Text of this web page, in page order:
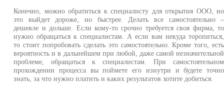
Конечно, можно обратиться к специалисту для открытия ООО, но
это выйдет дороже, но быстрее. Делать все самостоятельно –
дешевле и дольше. Если кому-то срочно требуется своя фирма, то
нужно обращаться к специалистам. А если вам некуда торопиться,
то стоит попробовать сделать это самостоятельно. Кроме того, есть
вероятность и в дальнейшем при любой, даже самой незначительной
проблеме, обращаться к специалистам. При самостоятельном
прохождении процесса вы поймете его изнутри и будете точно
знать, за что нужно платить и каких результатов хотите добиться.